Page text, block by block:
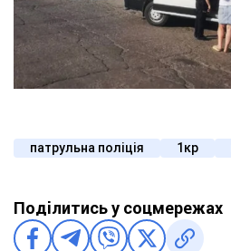
патрульна поліція 1кр
Поділитись у соцмережах